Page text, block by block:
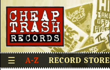
☰ A-Z RECORD STORE